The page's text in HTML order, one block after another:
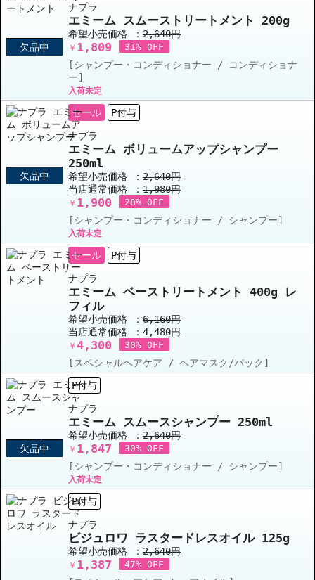
欠品中
ナプラ
エミーム スムーストリートメント 200g
希望小売価格 ： 2,640円
￥ 1,809 31% OFF
[シャンプー・コンディショナー / コンディショナ
ー]
入荷未定
欠品中
セール P付与
ナプラ
エミーム ボリュームアップシャンプー
250ml
希望小売価格 ： 2,640円
当店通常価格 ： 1,980円
￥ 1,900 28% OFF
[シャンプー・コンディショナー / シャンプー]
入荷未定
セール P付与
ナプラ
エミーム ベーストリートメント 400g レ
フィル
希望小売価格 ： 6,160円
当店通常価格 ： 4,480円
￥ 4,300 30% OFF
[スペシャルヘアケア / ヘアマスク/パック]
欠品中
P付与
ナプラ
エミーム スムースシャンプー 250ml
希望小売価格 ： 2,640円
￥ 1,847 30% OFF
[シャンプー・コンディショナー / シャンプー]
入荷未定
P付与
ナプラ
ビジュロワ ラスタードレスオイル 125g
希望小売価格 ： 2,640円
￥ 1,387 47% OFF